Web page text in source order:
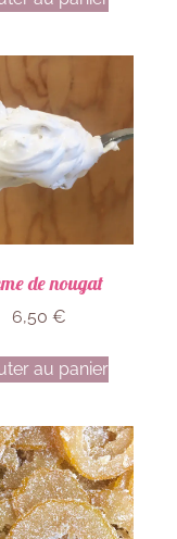
de nougat
6,50 €
au panier